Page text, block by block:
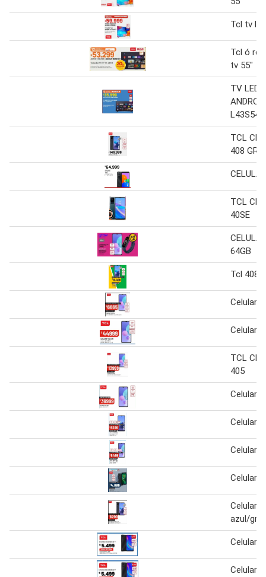
Tcl tv
Tcl ó
tv 55"
TV LED
TCL
408 GRIS
TCL
40SE
64GB
Tcl 408
Celular
Celular
TCL
405
Celular
Celular
Celular
Celular
Celular
azul/gris
Celular